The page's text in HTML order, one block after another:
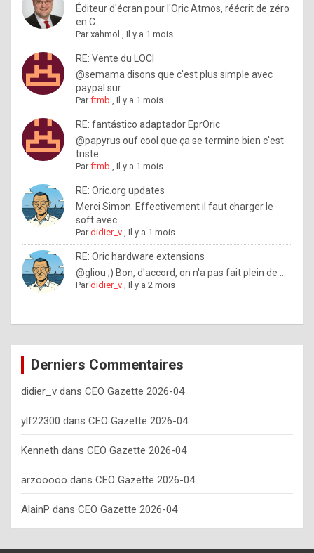
u
w
a
n
t
o
n
o
w
h
o
w
o
e
y
o
u
s
h
o
Éditeur d'écran pour l'Oric Atmos, réécrit de zéro
en C...
Parxahmol ,Il y a 1 mois
RE: Vente du LOCI
@semama disons que c'est plus simple avec
paypal sur ...
Parftmb ,Il y a 1 mois
RE: fantástico adaptador EprOric
@papyrus ouf cool que ça se termine bien c'est
triste...
Parftmb ,Il y a 1 mois
RE: Oric.org updates
Merci Simon. Effectivement il faut charger le
soft avec...
Pardidier_v ,Il y a 1 mois
RE: Oric hardware extensions
@gliou ;) Bon, d'accord, on n'a pas fait plein de ...
Pardidier_v ,Il y a 2 mois
Derniers Commentaires
didier_v dans CEO Gazette 2026-04
ylf22300 dans CEO Gazette 2026-04
Kenneth dans CEO Gazette 2026-04
arzooooo dans CEO Gazette 2026-04
AlainP dans CEO Gazette 2026-04